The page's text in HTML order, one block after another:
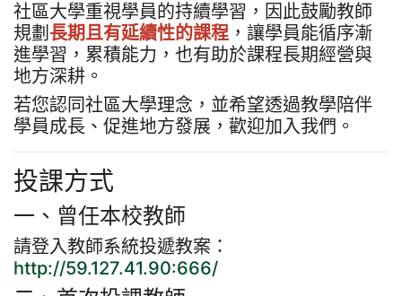
社區大學重視學員的持續學習，因此鼓勵教師
規劃 長期且有延續性的課程 ，讓學員能循序漸
進學習，累積能力，也有助於課程長期經營與
地方深耕。
若您認同社區大學理念，並希望透過教學陪伴
學員成長、促進地方發展，歡迎加入我們。
投課方式
一、曾任本校教師
請登入教師系統投遞教案：
http://59.127.41.90:666/